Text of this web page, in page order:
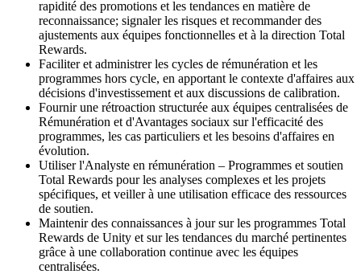
rapidité des promotions et les tendances en matière de
reconnaissance; signaler les risques et recommander des
ajustements aux équipes fonctionnelles et à la direction Total
Rewards.
Faciliter et administrer les cycles de rémunération et les
programmes hors cycle, en apportant le contexte d'affaires aux
décisions d'investissement et aux discussions de calibration.
Fournir une rétroaction structurée aux équipes centralisées de
Rémunération et d'Avantages sociaux sur l'efficacité des
programmes, les cas particuliers et les besoins d'affaires en
évolution.
Utiliser l'Analyste en rémunération – Programmes et soutien
Total Rewards pour les analyses complexes et les projets
spécifiques, et veiller à une utilisation efficace des ressources
de soutien.
Maintenir des connaissances à jour sur les programmes Total
Rewards de Unity et sur les tendances du marché pertinentes
grâce à une collaboration continue avec les équipes
centralisées.